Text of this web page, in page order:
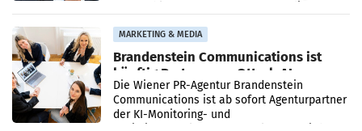
MARKETING & MEDIA
Brandenstein Communications ist
künftig Partner von OtterlyAI
Die Wiener PR-Agentur Brandenstein
Communications ist ab sofort Agenturpartner
der KI-Monitoring- und